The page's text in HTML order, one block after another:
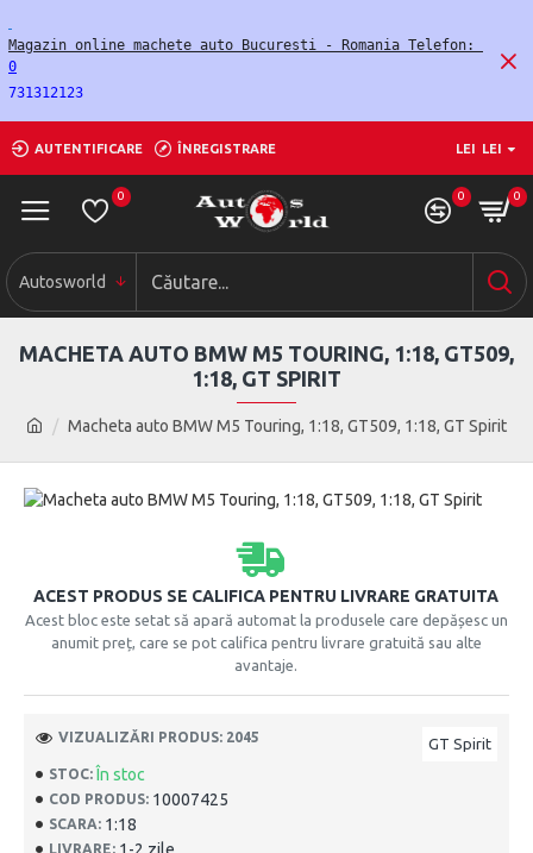
0
731312123
AUTENTIFICARE ÎNREGISTRARE LEI LEI
0 0 0
Autosworld
Macheta auto BMW M5 Touring, 1:18, GT509, 1:18, GT Spirit
MACHETA AUTO BMW M5 TOURING, 1:18, GT509,
1:18, GT SPIRIT
ACEST PRODUS SE CALIFICA PENTRU LIVRARE GRATUITA
Acest bloc este setat să apară automat la produsele care depășesc un
anumit preț, care se pot califica pentru livrare gratuită sau alte
avantaje.
STOC: În stoc
COD PRODUS: 10007425
SCARA: 1:18
LIVRARE:
GT Spirit
VIZUALIZĂRI PRODUS: 2045